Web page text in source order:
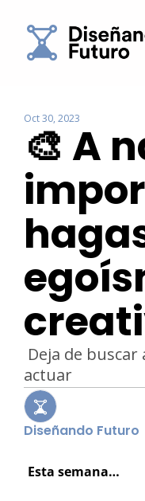
Oct 30, 2023
🎨 A
actuar
Diseñando Futuro
Esta semana…